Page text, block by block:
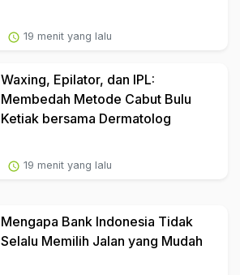
19 menit yang lalu
Waxing, Epilator, dan IPL:
Membedah Metode Cabut Bulu
Ketiak bersama Dermatolog
19 menit yang lalu
Mengapa Bank Indonesia Tidak
Selalu Memilih Jalan yang Mudah